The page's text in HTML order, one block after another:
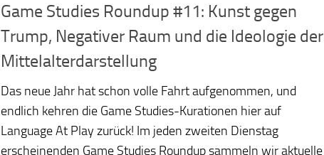
Game Studies Roundup #11: Kunst gegen
Trump, Negativer Raum und die Ideologie der
Mittelalterdarstellung
Das neue Jahr hat schon volle Fahrt aufgenommen, und
endlich kehren die Game Studies-Kurationen hier auf
Language At Play zurück! Im jeden zweiten Dienstag
erscheinenden Game Studies Roundup sammeln wir aktuelle